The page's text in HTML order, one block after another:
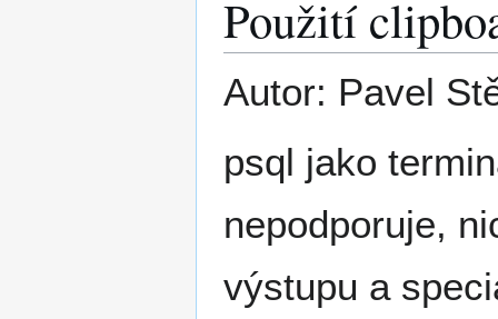
Použití
Autor: Pavel
psql jako
nepodporuje,
výstupu a